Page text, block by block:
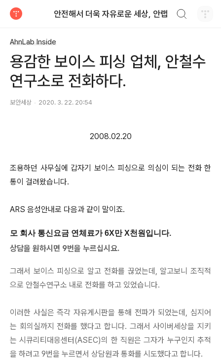
안전해서 더욱 자유로운 세상, 안랩
AhnLab Inside
용감한 보이스 피싱 업체, 안철수
연구소로 전화하다.
보안세상 2020. 3. 22. 20:54
2008.02.20
조용하던 사무실에 갑자기 보이스 피싱으로 의심이 되는 전화 한
통이 걸려왔습니다.
ARS 음성안내로 다음과 같이 말이죠.
모 회사 통신요금 연체료가 6X만 X천원입니다.
상담을 원하시면 9번을 누르십시요.
그래서 보이스 피싱으로 알고 전화를 끊었는데, 알고보니 조직적
으로 안철수연구소 내로 전화를 하고 있었습니다.
이러한 사실은 즉각 자유게시판을 통해 전파가 되었는데, 심지어
는 회의실까지 전화를 했다고 합니다. 그래서 사이버세상을 지키
는 시큐리티대응센터(ASEC)의 한 직원은 그자가 누구인지 추적
을 하려고 9번을 누르면서 상담원과 통화를 시도했다고 합니다.